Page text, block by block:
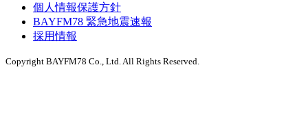
個人情報保護方針
BAYFM78 緊急地震速報
採用情報
Copyright BAYFM78 Co., Ltd. All Rights Reserved.